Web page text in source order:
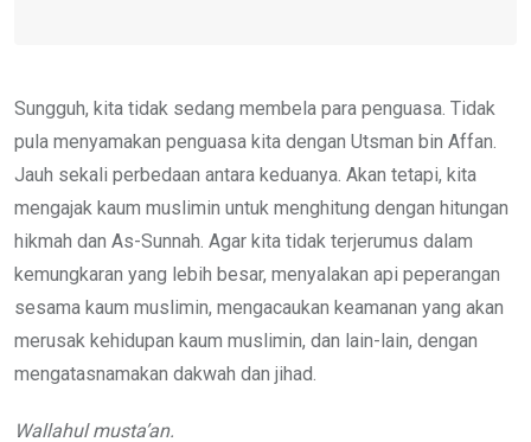
Sungguh, kita tidak sedang membela para penguasa. Tidak
pula menyamakan penguasa kita dengan Utsman bin Affan.
Jauh sekali perbedaan antara keduanya. Akan tetapi, kita
mengajak kaum muslimin untuk menghitung dengan hitungan
hikmah dan As-Sunnah. Agar kita tidak terjerumus dalam
kemungkaran yang lebih besar, menyalakan api peperangan
sesama kaum muslimin, mengacaukan keamanan yang akan
merusak kehidupan kaum muslimin, dan lain-lain, dengan
mengatasnamakan dakwah dan jihad.
Wallahul musta’an.